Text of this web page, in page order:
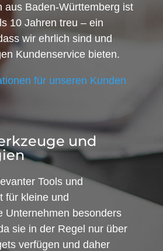
aus Baden-Württemberg ist
10 Jahren treu – ein
wir ehrlich sind und
Kundenservice bieten.
für unseren Kunden
und
Tools und
für kleine und
Unternehmen besonders
sie in der Regel nur über
verfügen und daher